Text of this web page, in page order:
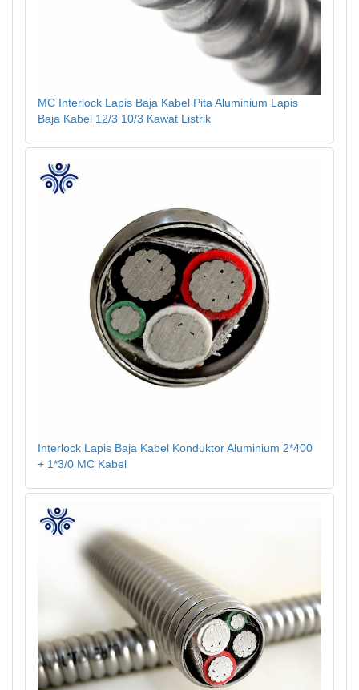
MC Interlock Lapis Baja Kabel Pita Aluminium Lapis
Baja Kabel 12/3 10/3 Kawat Listrik
Interlock Lapis Baja Kabel Konduktor Aluminium 2*400
+ 1*3/0 MC Kabel